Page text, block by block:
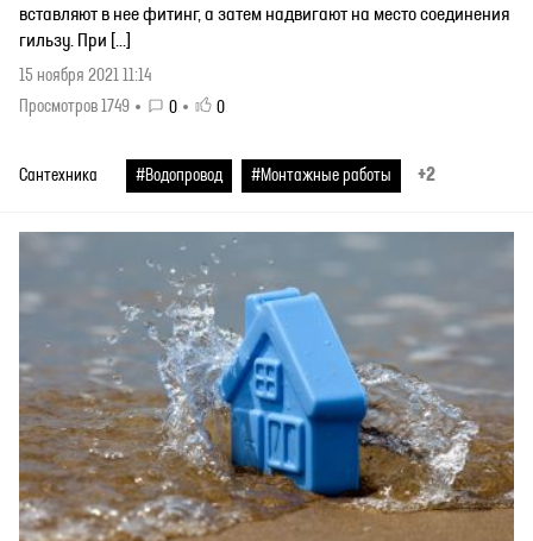
вставляют в нее фитинг, а затем надвигают на место соединения
гильзу. При […]
15 ноября 2021 11:14
Просмотров 1749
0 0
Сантехника #Водопровод #Монтажные работы +2